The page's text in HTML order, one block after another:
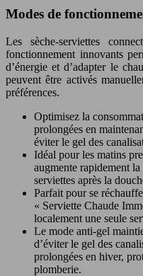
Modes de
Les sèche-serviettes
fonctionnement innovants
d’énergie et d’adapter le
peuvent être activés
préférences.
Optimisez la
prolongées en
éviter le gel des
Idéal pour les matins
augmente rapidement
serviettes après la
Parfait pour se
« Serviette Chaude
localement une seule
Le mode anti-gel
d’éviter le gel des
prolongées en hiver,
plomberie.